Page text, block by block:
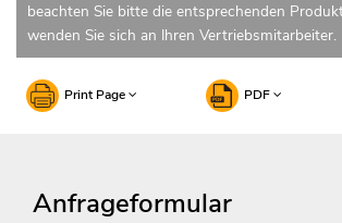
beachten Sie bitte die entsprechenden
wenden Sie sich an Ihren Vertriebsmitarbeiter.
Print Page PDF
Anfrageformular